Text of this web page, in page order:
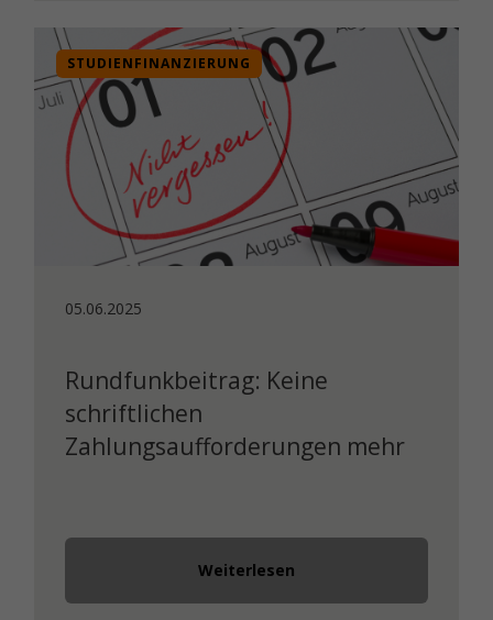
STUDIENFINANZIERUNG
05.06.2025
Rundfunkbeitrag: Keine
schriftlichen
Zahlungsaufforderungen mehr
Weiterlesen